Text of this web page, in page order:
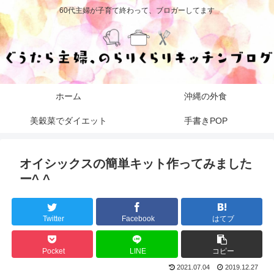
60代主婦が子育て終わって、ブロガーしてます
ホーム 沖縄の外食
美穀菜でダイエット 手書きPOP
オイシックスの簡単キット作ってみました
ー^ ^
Twitter Facebook はてブ
Pocket LINE コピー
2021.07.04 2019.12.27